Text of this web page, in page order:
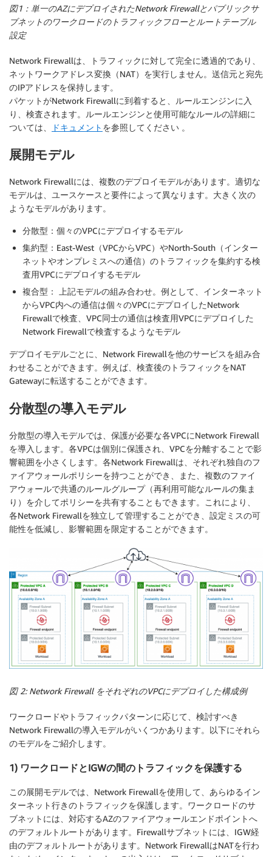
図1：単一のAZにデプロイされたNetwork Firewallとパブリックサ
ブネットのワークロードのトラフィックフローとルートテーブル
設定
Network Firewallは、トラフィックに対して完全に透過的であり、
ネットワークアドレス変換（NAT）を実行しません。送信元と宛先
のIPアドレスを保持します。
パケットがNetwork Firewallに到着すると、ルールエンジンに入
り、検査されます。ルールエンジンと使用可能なルールの詳細に
ついては、
ドキュメント を参照してください 。
展開モデル
Network Firewallには、複数のデプロイモデルがあります。適切な
モデルは、ユースケースと要件によって異なります。大きく次の
ようなモデルがあります。
分散型 ：個々のVPCにデプロイするモデル
集約型 ：East-West（VPCからVPC）やNorth-South（インター
ネットやオンプレミスへの通信）のトラフィックを集約する検
査用VPCにデプロイするモデル
複合型 ： 上記モデルの組み合わせ。例として、インターネット
からVPC内への通信は個々のVPCにデプロイしたNetwork
Firewallで検査、VPC同士の通信は検査用VPCにデプロイした
Network Firewallで検査するようなモデル
デプロイモデルごとに、Network Firewallを他のサービスを組み合
わせることができます。例えば、検査後のトラフィックをNAT
Gatewayに転送することができます。
分散型の導入モデル
分散型の導入モデルでは、保護が必要な各VPCにNetwork Firewall
を導入します。各VPCは個別に保護され、VPCを分離することで影
響範囲を小さくします。各Network Firewallは、それぞれ独自のフ
ァイアウォールポリシーを持つことができ、また、複数のファイ
アウォールで共通のルールグループ（再利用可能なルールの集ま
り）を介してポリシーを共有することもできます。これにより、
各Network Firewallを独立して管理することができ、設定ミスの可
能性を低減し、影響範囲を限定することができます。
図 2: Network Firewall をそれぞれのVPCにデプロイした構成例
ワークロードやトラフィックパターンに応じて、検討すべき
Network Firewallの導入モデルがいくつかあります。以下にそれら
のモデルをご紹介します。
1) ワークロードとIGWの間のトラフィックを保護する
この展開モデルでは、Network Firewallを使用して、あらゆるイン
ターネット行きのトラフィックを保護します。ワークロードのサ
ブネットには、対応するAZのファイアウォールエンドポイントへ
のデフォルトルートがあります。Firewallサブネットには、IGW経
由のデフォルトルートがあります。Network FirewallはNATを行わ